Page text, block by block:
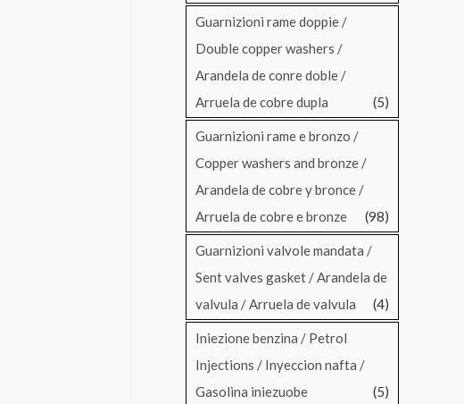
Guarnizioni rame doppie /
Double copper washers /
Arandela de conre doble /
Arruela de cobre dupla
(5)
Guarnizioni rame e bronzo /
Copper washers and bronze /
Arandela de cobre y bronce /
Arruela de cobre e bronze
(98)
Guarnizioni valvole mandata /
Sent valves gasket / Arandela de
valvula / Arruela de valvula
(4)
Iniezione benzina / Petrol
Injections / Inyeccion nafta /
Gasolina iniezuobe
(5)